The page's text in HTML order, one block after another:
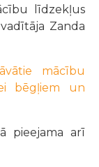
līdzekļus
Zanda
mācību
bēgļiem un
pieejama arī